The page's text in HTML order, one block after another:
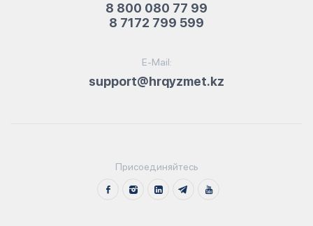
8 800 080 77 99
8 7172 799 599
E-Mail:
support@hrqyzmet.kz
Присоединяйтесь